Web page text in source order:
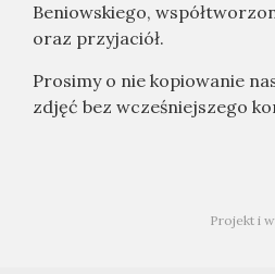
Beniowskiego,
oraz przyjaciół.
Prosimy o nie kopiowanie
zdjęć bez wcześniejszego
Projekt i